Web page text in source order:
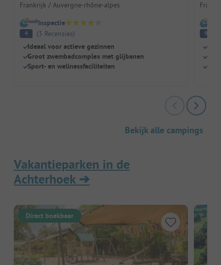
Frankrijk / Auvergne-rhône-alpes
Inspectie
4 (3 Recensies)
Ideaal voor actieve gezinnen
Groot zwembadcomplex met glijbanen
Sport- en wellnessfaciliteiten
9
Bekijk alle campings
Vakantieparken in de
Achterhoek➔
Direct boekbaar